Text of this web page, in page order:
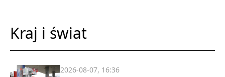
Kraj i świat
2026-08-07, 16:36